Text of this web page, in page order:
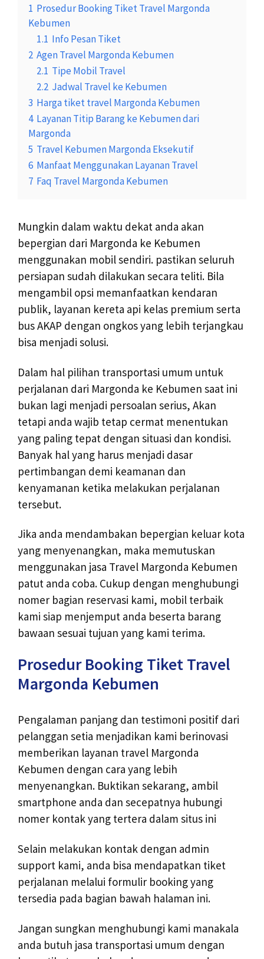
1 Prosedur Booking Tiket Travel Margonda
Kebumen
1.1 Info Pesan Tiket
2 Agen Travel Margonda Kebumen
2.1 Tipe Mobil Travel
2.2 Jadwal Travel ke Kebumen
3 Harga tiket travel Margonda Kebumen
4 Layanan Titip Barang ke Kebumen dari
Margonda
5 Travel Kebumen Margonda Eksekutif
6 Manfaat Menggunakan Layanan Travel
7 Faq Travel Margonda Kebumen
Mungkin dalam waktu dekat anda akan
bepergian dari Margonda ke Kebumen
menggunakan mobil sendiri. pastikan seluruh
persiapan sudah dilakukan secara teliti. Bila
mengambil opsi memanfaatkan kendaran
publik, layanan kereta api kelas premium serta
bus AKAP dengan ongkos yang lebih terjangkau
bisa menjadi solusi.
Dalam hal pilihan transportasi umum untuk
perjalanan dari Margonda ke Kebumen saat ini
bukan lagi menjadi persoalan serius, Akan
tetapi anda wajib tetap cermat menentukan
yang paling tepat dengan situasi dan kondisi.
Banyak hal yang harus menjadi dasar
pertimbangan demi keamanan dan
kenyamanan ketika melakukan perjalanan
tersebut.
Jika anda mendambakan bepergian keluar kota
yang menyenangkan, maka memutuskan
menggunakan jasa Travel Margonda Kebumen
patut anda coba. Cukup dengan menghubungi
nomer bagian reservasi kami, mobil terbaik
kami siap menjemput anda beserta barang
bawaan sesuai tujuan yang kami terima.
Prosedur Booking Tiket Travel
Margonda Kebumen
Pengalaman panjang dan testimoni positif dari
pelanggan setia menjadikan kami berinovasi
memberikan layanan travel Margonda
Kebumen dengan cara yang lebih
menyenangkan. Buktikan sekarang, ambil
smartphone anda dan secepatnya hubungi
nomer kontak yang tertera dalam situs ini
Selain melakukan kontak dengan admin
support kami, anda bisa mendapatkan tiket
perjalanan melalui formulir booking yang
tersedia pada bagian bawah halaman ini.
Jangan sungkan menghubungi kami manakala
anda butuh jasa transportasi umum dengan